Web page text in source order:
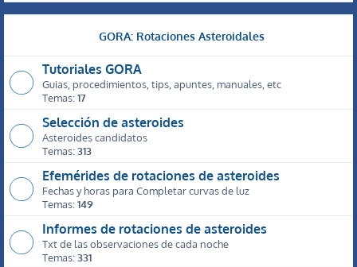
GORA: Rotaciones Asteroidales
Tutoriales GORA
Guias, procedimientos, tips, apuntes, manuales, etc
Temas:17
Selección de asteroides
Asteroides candidatos
Temas:313
Efemérides de rotaciones de asteroides
Fechas y horas para Completar curvas de luz
Temas:149
Informes de rotaciones de asteroides
Txt de las observaciones de cada noche
Temas:331